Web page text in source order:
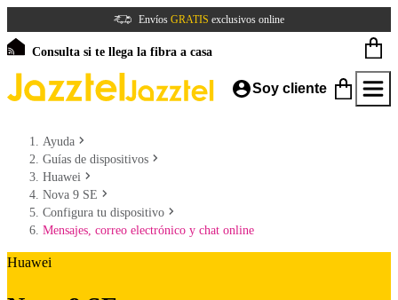
Envíos GRATIS exclusivos online
Consulta si te llega la fibra a casa
Soy cliente
Ayuda
Guías de dispositivos
Huawei
Nova 9 SE
Configura tu dispositivo
Mensajes, correo electrónico y chat online
Huawei